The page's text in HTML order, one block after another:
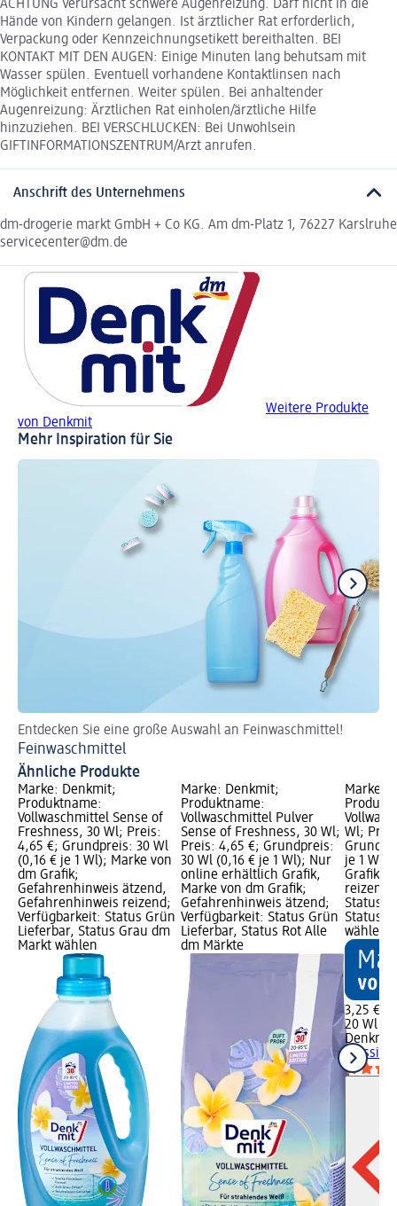
ACHTUNG Verursacht schwere Augenreizung. Darf nicht in die
Hände von Kindern gelangen. Ist ärztlicher Rat erforderlich,
Verpackung oder Kennzeichnungsetikett bereithalten. BEI
KONTAKT MIT DEN AUGEN: Einige Minuten lang behutsam mit
Wasser spülen. Eventuell vorhandene Kontaktlinsen nach
Möglichkeit entfernen. Weiter spülen. Bei anhaltender
Augenreizung: Ärztlichen Rat einholen/ärztliche Hilfe
hinzuziehen. BEI VERSCHLUCKEN: Bei Unwohlsein
GIFTINFORMATIONSZENTRUM/Arzt anrufen.
Anschrift des Unternehmens
dm-drogerie markt GmbH + Co KG. Am dm-Platz 1, 76227 Karslruhe
servicecenter@dm.de
Weitere Produkte
von Denkmit
Mehr Inspiration für Sie
Entdecken Sie eine große Auswahl an Feinwaschmittel!
Feinwaschmittel
Ähnliche Produkte
Marke: Denkmit;
Produktname:
Vollwaschmittel Sense of
Freshness, 30 Wl; Preis:
4,65 €; Grundpreis: 30 Wl
(0,16 € je 1 Wl); Marke von
dm Grafik;
Gefahrenhinweis ätzend,
Gefahrenhinweis reizend;
Verfügbarkeit: Status Grün
Lieferbar, Status Grau dm
Markt wählen
Marke: Denkmit;
Produktname:
Vollwaschmittel Pulver
Sense of Freshness, 30 Wl;
Preis: 4,65 €; Grundpreis:
30 Wl (0,16 € je 1 Wl); Nur
online erhältlich Grafik,
Marke von dm Grafik;
Gefahrenhinweis ätzend;
Verfügbarkeit: Status Grün
Lieferbar, Status Rot Alle
dm Märkte
Marke:
Wl;
je 1 Wl);
Grafik;
reizend;
Status
Status
wählen
3,25 €
20 Wl
Denkmit
Flüssig,